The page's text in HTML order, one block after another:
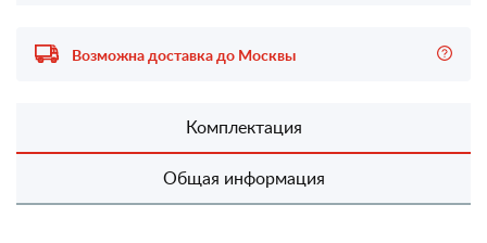
Возможна доставка до Москвы
Комплектация
Общая информация